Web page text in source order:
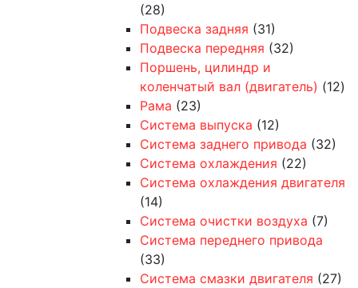
(28)
Подвеска задняя (31)
Подвеска передняя (32)
Поршень, цилиндр и
коленчатый вал (двигатель) (12)
Рама (23)
Система выпуска (12)
Система заднего привода (32)
Система охлаждения (22)
Система охлаждения двигателя
(14)
Система очистки воздуха (7)
Система переднего привода
(33)
Система смазки двигателя (27)